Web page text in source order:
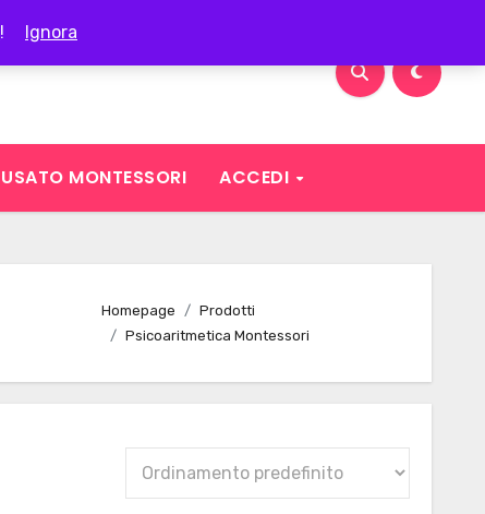
! Ignora
USATO MONTESSORI ACCEDI
Homepage
Prodotti
Psicoaritmetica Montessori